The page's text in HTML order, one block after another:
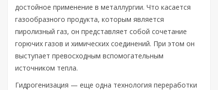
достойное применение в металлургии. Что касается
газообразного продукта, которым является
пиролизный газ, он представляет собой сочетание
горючих газов и химических соединений. При этом он
выступает превосходным вспомогательным
источником тепла.
Гидрогенизация — еще одна технология переработки